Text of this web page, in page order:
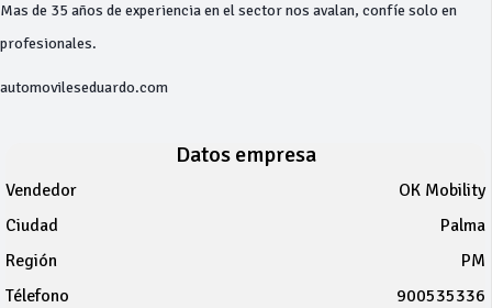
Mas de 35 años de experiencia en el sector nos avalan, confíe solo en
profesionales.
automovileseduardo.com
Datos empresa
Vendedor
OK Mobility
Ciudad
Palma
Región
PM
Télefono
900535336